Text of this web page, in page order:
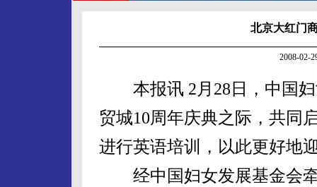
北京大红门
2008-02-
本报讯 2月28日，中国妇
贸城10周年庆典之际，共同
进行英语培训，以此更好地
经中国妇女发展基金会牵